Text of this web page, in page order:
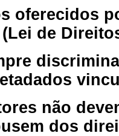
oferecidos
(Lei de
não
dos